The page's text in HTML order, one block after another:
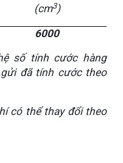
(cm3)
6000
số tính cước hàng
đã tính cước theo
có thể thay đổi theo